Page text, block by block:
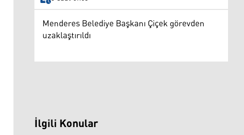
Menderes Belediye Başkanı Çiçek görevden
uzaklaştırıldı
İlgili Konular